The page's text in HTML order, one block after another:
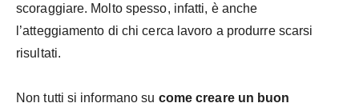
scoraggiare. Molto spesso, infatti, è anche
l’atteggiamento di chi cerca lavoro a produrre scarsi
risultati.
Non tutti si informano su come creare un buon